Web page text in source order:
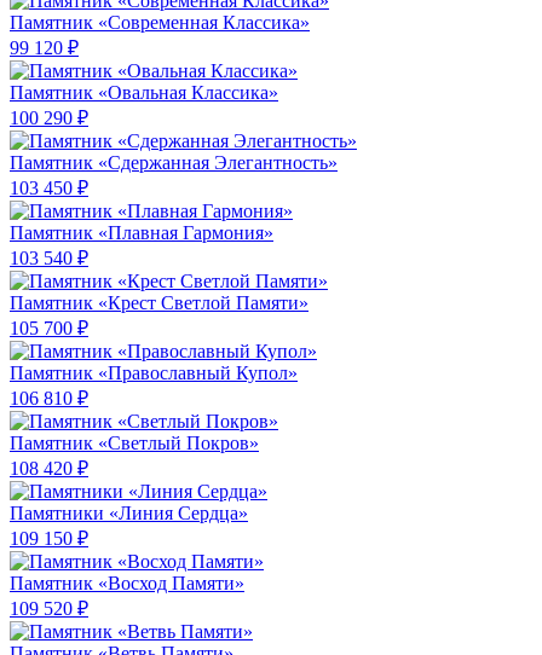
Памятник «Современная Классика»
99 120 ₽
Памятник «Овальная Классика»
100 290 ₽
Памятник «Сдержанная Элегантность»
103 450 ₽
Памятник «Плавная Гармония»
103 540 ₽
Памятник «Крест Светлой Памяти»
105 700 ₽
Памятник «Православный Купол»
106 810 ₽
Памятник «Светлый Покров»
108 420 ₽
Памятники «Линия Сердца»
109 150 ₽
Памятник «Восход Памяти»
109 520 ₽